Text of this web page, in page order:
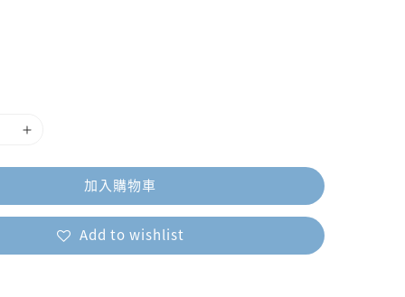
加入購物車
Add to wishlist